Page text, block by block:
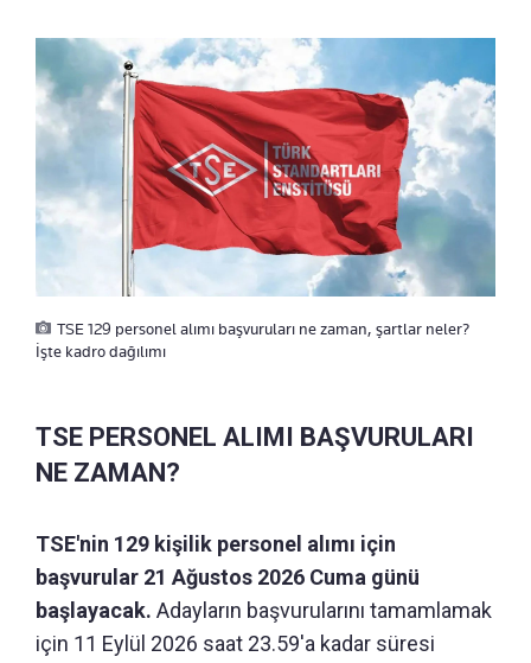
TSE 129 personel alımı başvuruları ne zaman, şartlar neler?
İşte kadro dağılımı
TSE PERSONEL ALIMI BAŞVURULARI
NE ZAMAN?
TSE'nin 129 kişilik personel alımı için
başvurular 21 Ağustos 2026 Cuma günü
başlayacak. Adayların başvurularını tamamlamak
için 11 Eylül 2026 saat 23.59'a kadar süresi